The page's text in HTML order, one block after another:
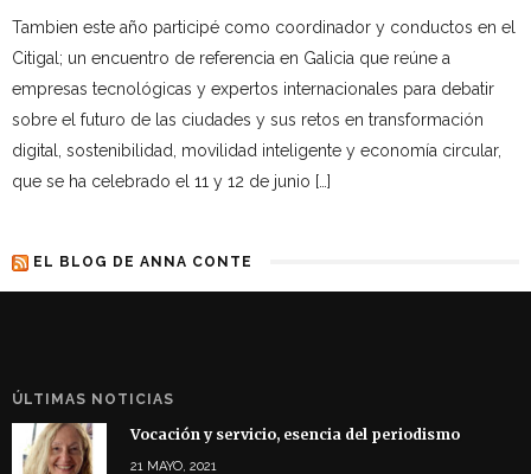
Tambien este año participé como coordinador y conductos en el
Citigal; un encuentro de referencia en Galicia que reúne a
empresas tecnológicas y expertos internacionales para debatir
sobre el futuro de las ciudades y sus retos en transformación
digital, sostenibilidad, movilidad inteligente y economía circular,
que se ha celebrado el 11 y 12 de junio […]
EL BLOG DE ANNA CONTE
ÚLTIMAS NOTICIAS
Vocación y servicio, esencia del periodismo
21 MAYO, 2021